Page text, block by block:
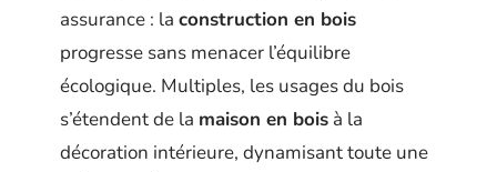
assurance : la construction en bois
progresse sans menacer l’équilibre
écologique. Multiples, les usages du bois
s’étendent de la maison en bois à la
décoration intérieure, dynamisant toute une